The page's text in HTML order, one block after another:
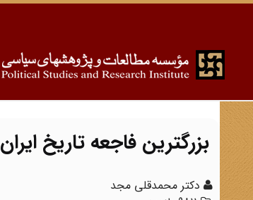
بزرگترین فاجعه تاریخ ایران
دکتر محمدقلی مجد